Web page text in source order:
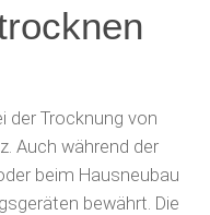
trocknen
der Trocknung von
Auch während der
beim Hausneubau
bewährt. Die